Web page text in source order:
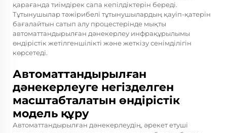
қарағанда тиімдірек сапа кепілдіктерін береді.
Тұтынушылар тәжірибелі тұтынушылардың қауіп-қатерін
бағалайтын сатып алу процестерінде мықты
автоматтандырылған дәнекерлеу инфрақұрылымы
өндірістік жетілгеншілікті және жеткізу сенімділігін
көрсетеді.
Автоматтандырылған
дәнекерлеуге негізделген
масштабталатын өндірістік
модель құру
Автоматтандырылған дәнекерлеудің, әрекет етуші